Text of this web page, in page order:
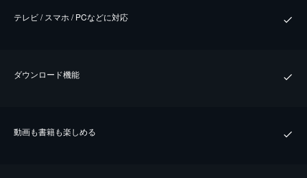
テレビ / スマホ / PCなどに対応
ダウンロード機能
動画も書籍も楽しめる